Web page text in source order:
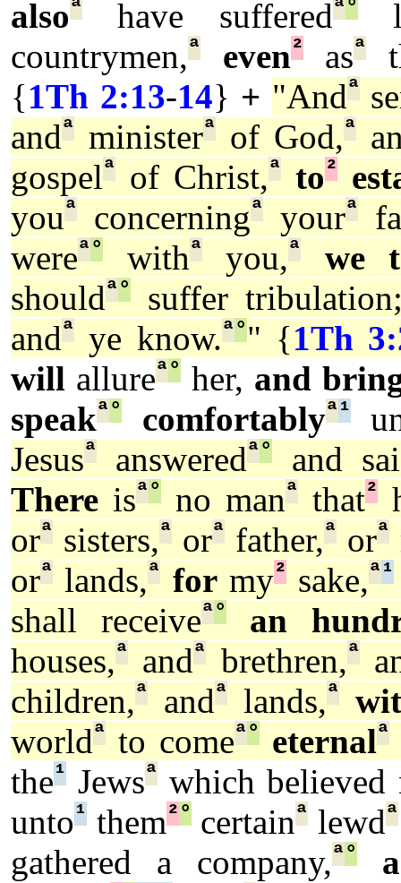
alsoª have sufferedª°
countrymen,ª even²asª
{1Th 2:13-14} + "Andª
andª ministerª of God,ª
gospelª of Christ,ª to²
youª concerningª yourª
wereª° withª you,ª
we
shouldª°
suffer
andª ye know.ª°" {1Th
will allureª°her, and
speakª° comfortablyª¹
Jesusª answeredª°
and
There isª° no manª that²
orª sisters,ª orª father,ª orª
orª lands,ª formy²sake,ª¹
shall receiveª°
an
houses,ª andª brethren,ª
children,ª andª lands,ª
worldª to comeª° eternalª
the¹ Jewsª which believed
unto¹ them²°certainª lewdª
gathered a company,ª°